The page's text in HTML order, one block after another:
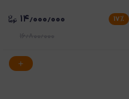
۱۷٪ ۱۴٫۰۰۰٫۰۰۰